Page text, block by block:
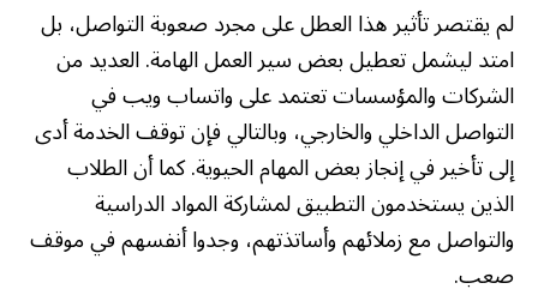
لم يقتصر تأثير هذا العطل على مجرد صعوبة التواصل، بل
امتد ليشمل تعطيل بعض سير العمل الهامة. العديد من
الشركات والمؤسسات تعتمد على واتساب ويب في
التواصل الداخلي والخارجي، وبالتالي فإن توقف الخدمة أدى
إلى تأخير في إنجاز بعض المهام الحيوية. كما أن الطلاب
الذين يستخدمون التطبيق لمشاركة المواد الدراسية
والتواصل مع زملائهم وأساتذتهم، وجدوا أنفسهم في موقف
صعب.